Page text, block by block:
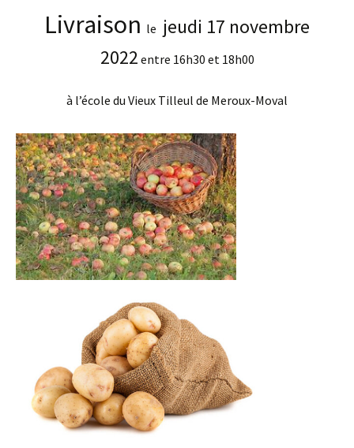
Livraison le jeudi 17 novembre
2022 entre 16h30 et 18h00
à l’école du Vieux Tilleul de Meroux-Moval